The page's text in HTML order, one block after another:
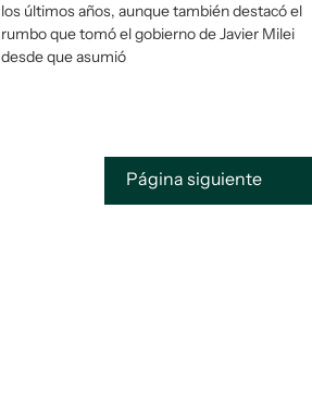
los últimos años, aunque también destacó el
rumbo que tomó el gobierno de Javier Milei
desde que asumió
Página siguiente